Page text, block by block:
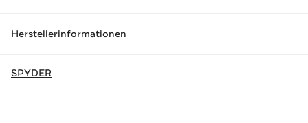
Herstellerinformationen
SPYDER